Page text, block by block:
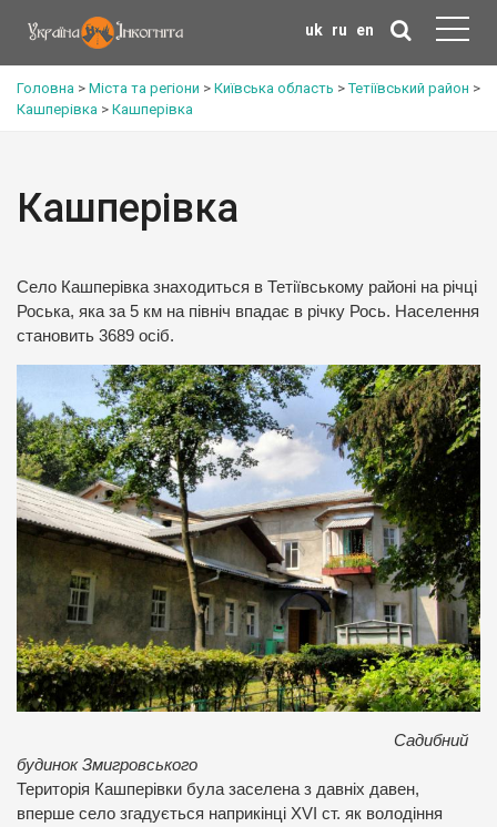
uk ru en
Головна > Міста та регіони > Київська область >Тетіївський район >
Кашперівка > Кашперівка
Кашперівка
Село Кашперівка знаходиться в Тетіївському районі на річці
Роська, яка за 5 км на північ впадає в річку Рось. Населення
становить 3689 осіб.
Садибний
будинок Змигровського
Територія Кашперівки була заселена з давніх давен,
вперше село згадується наприкінці XVI ст. як володіння